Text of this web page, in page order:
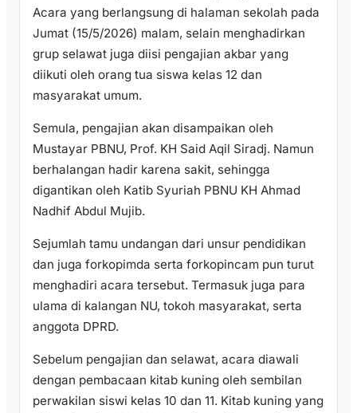
Acara yang berlangsung di halaman sekolah pada
Jumat (15/5/2026) malam, selain menghadirkan
grup selawat juga diisi pengajian akbar yang
diikuti oleh orang tua siswa kelas 12 dan
masyarakat umum.
Semula, pengajian akan disampaikan oleh
Mustayar PBNU, Prof. KH Said Aqil Siradj. Namun
berhalangan hadir karena sakit, sehingga
digantikan oleh Katib Syuriah PBNU KH Ahmad
Nadhif Abdul Mujib.
Sejumlah tamu undangan dari unsur pendidikan
dan juga forkopimda serta forkopincam pun turut
menghadiri acara tersebut. Termasuk juga para
ulama di kalangan NU, tokoh masyarakat, serta
anggota DPRD.
Sebelum pengajian dan selawat, acara diawali
dengan pembacaan kitab kuning oleh sembilan
perwakilan siswi kelas 10 dan 11. Kitab kuning yang